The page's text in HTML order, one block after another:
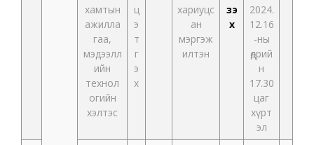
хамтын
ажилла
гаа,
мэдээлл
ийн
технол
огийн
хэлтэс
ц
э
т
г
э
х
хариуцс
ан
мэргэж
илтэн
үзэ
х
2024.
12.16
-ны
өдрий
н
17.30
цаг
хүрт
эл